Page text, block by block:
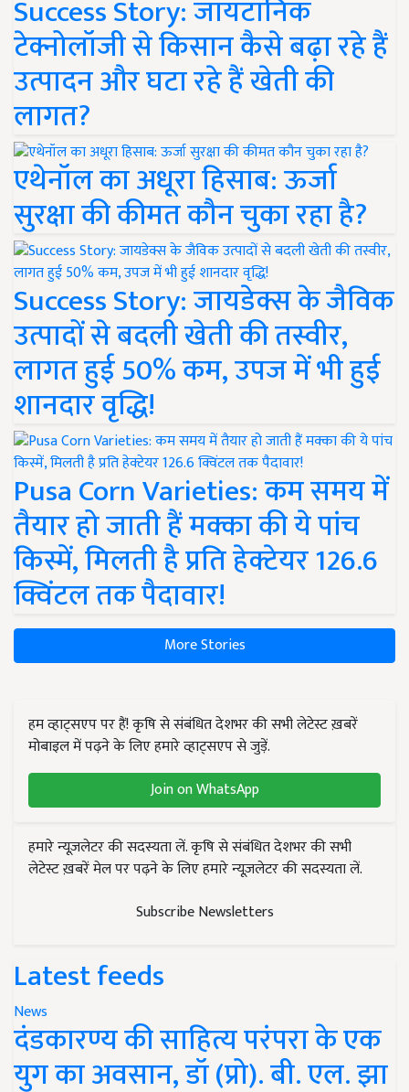
Success Story: जायटॉनिक
टेक्नोलॉजी से किसान कैसे बढ़ा रहे हैं
उत्पादन और घटा रहे हैं खेती की
लागत?
एथेनॉल का अधूरा हिसाब: ऊर्जा
सुरक्षा की कीमत कौन चुका रहा है?
Success Story: जायडेक्स के जैविक
उत्पादों से बदली खेती की तस्वीर,
लागत हुई 50% कम, उपज में भी हुई
शानदार वृद्धि!
Pusa Corn Varieties: कम समय में
तैयार हो जाती हैं मक्का की ये पांच
किस्में, मिलती है प्रति हेक्टेयर 126.6
क्विंटल तक पैदावार!
More Stories
हम व्हाट्सएप पर हैं! कृषि से संबंधित देशभर की सभी लेटेस्ट ख़बरें
मोबाइल में पढ़ने के लिए हमारे व्हाट्सएप से जुड़ें.
Join on WhatsApp
हमारे न्यूज़लेटर की सदस्यता लें. कृषि से संबंधित देशभर की सभी
लेटेस्ट ख़बरें मेल पर पढ़ने के लिए हमारे न्यूज़लेटर की सदस्यता लें.
Subscribe Newsletters
Latest feeds
News
दंडकारण्य की साहित्य परंपरा के एक
युग का अवसान, डॉ (प्रो). बी. एल. झा